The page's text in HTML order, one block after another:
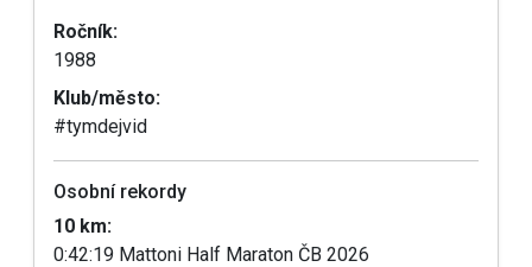
Ročník:
1988
Klub/město:
#tymdejvid
Osobní rekordy
10 km:
0:42:19 Mattoni Half Maraton ČB 2026